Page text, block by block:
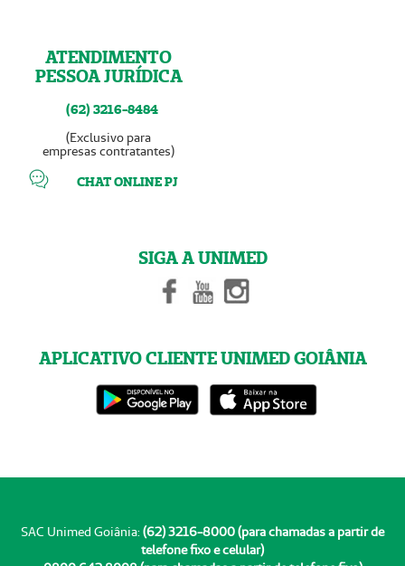
ATENDIMENTO
PESSOA JURÍDICA
(62) 3216-8484
(Exclusivo para
empresas contratantes)
CHAT ONLINE PJ
SIGA A UNIMED
APLICATIVO CLIENTE UNIMED GOIÂNIA
SAC Unimed Goiânia: (62) 3216-8000 (para chamadas a partir de
telefone fixo e celular)